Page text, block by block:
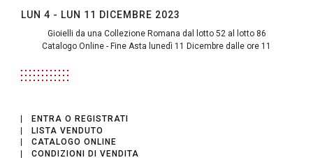
LUN 4 - LUN 11 DICEMBRE 2023
Gioielli da una Collezione Romana dal lotto 52 al lotto 86
Catalogo Online - Fine Asta lunedì 11 Dicembre dalle ore 11
ENTRA O REGISTRATI
LISTA VENDUTO
CATALOGO ONLINE
CONDIZIONI DI VENDITA